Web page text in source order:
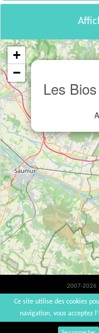
Les
+
−
2007-2026 |
L'abus d'alcool est
Ce site utilise des cookies
navigation, vous acceptez